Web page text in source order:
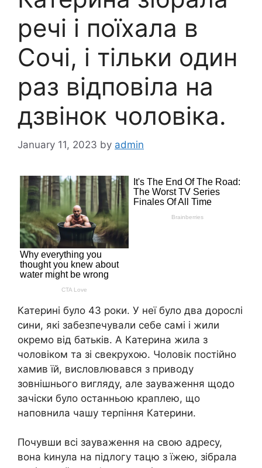
речі і поїхала в
Сочі, і тільки один
раз відповіла на
дзвінок чоловіка.
January 11, 2023 by admin
Катерині було 43 роки. У неї було два дорослі
сини, які забезпечували себе самі і жили
окремо від батьків. А Катерина жила з
чоловіком та зі свекрухою. Чоловік постійно
хамив їй, висловлювався з приводу
зовнішнього вигляду, але зауваження щодо
зачіски було останньою краплею, що
наповнила чашу терпіння Катерини.
Почувши всі зауваження на свою адресу,
вона kинула на підлогу тацю з їжею, зібрала